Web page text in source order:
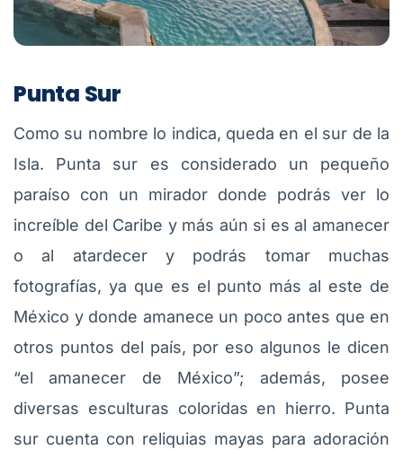
Punta Sur
Como su nombre lo indica, queda en el sur de la
Isla. Punta sur es considerado un pequeño
paraíso con un mirador donde podrás ver lo
increíble del Caribe y más aún si es al amanecer
o al atardecer y podrás tomar muchas
fotografías, ya que es el punto más al este de
México y donde amanece un poco antes que en
otros puntos del país, por eso algunos le dicen
“el amanecer de México”; además, posee
diversas esculturas coloridas en hierro. Punta
sur cuenta con reliquias mayas para adoración